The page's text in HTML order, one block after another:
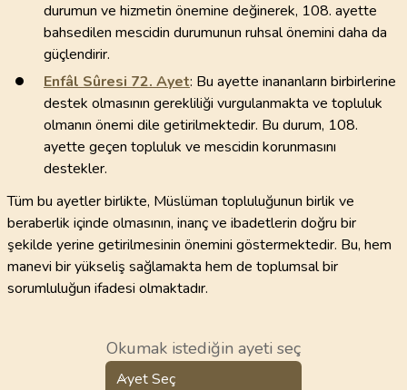
durumun ve hizmetin önemine değinerek, 108. ayette
bahsedilen mescidin durumunun ruhsal önemini daha da
güçlendirir.
Enfâl Sûresi 72. Ayet: Bu ayette inananların birbirlerine
destek olmasının gerekliliği vurgulanmakta ve topluluk
olmanın önemi dile getirilmektedir. Bu durum, 108.
ayette geçen topluluk ve mescidin korunmasını
destekler.
Tüm bu ayetler birlikte, Müslüman topluluğunun birlik ve
beraberlik içinde olmasının, inanç ve ibadetlerin doğru bir
şekilde yerine getirilmesinin önemini göstermektedir. Bu, hem
manevi bir yükseliş sağlamakta hem de toplumsal bir
sorumluluğun ifadesi olmaktadır.
Okumak istediğin ayeti seç
Ayet Seç